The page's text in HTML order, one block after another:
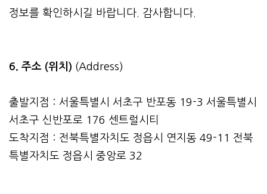
정보를 확인하시길 바랍니다. 감사합니다.
6. 주소 (위치) (Address)
출발지점 : 서울특별시 서초구 반포동 19-3 서울특별시
서초구 신반포로 176 센트럴시티
도착지점 : 전북특별자치도 정읍시 연지동 49-11 전북
특별자치도 정읍시 중앙로 32